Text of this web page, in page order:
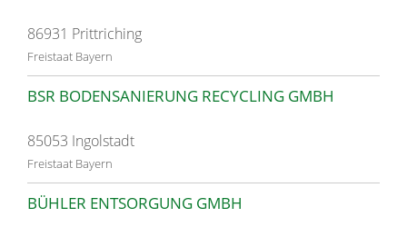
86931 Prittriching
Freistaat Bayern
BSR BODENSANIERUNG RECYCLING GMBH
85053 Ingolstadt
Freistaat Bayern
BÜHLER ENTSORGUNG GMBH